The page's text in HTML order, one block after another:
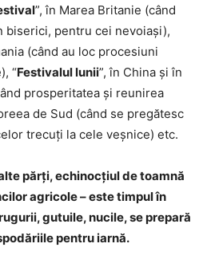
”, în Marea Britanie (când
biserici, pentru cei nevoiaşi),
(când au loc procesiuni
“Festivalul lunii”, în China şi în
prosperitatea şi reunirea
de Sud (când se pregătesc
trecuţi la cele veşnice) etc.
părţi, echinocţiul de toamnă
agricole – este timpul în
gutuile, nucile, se prepară
pentru iarnă.